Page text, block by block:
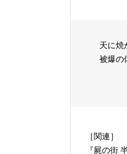
天に焼
被爆の
［関連］
『屍の街